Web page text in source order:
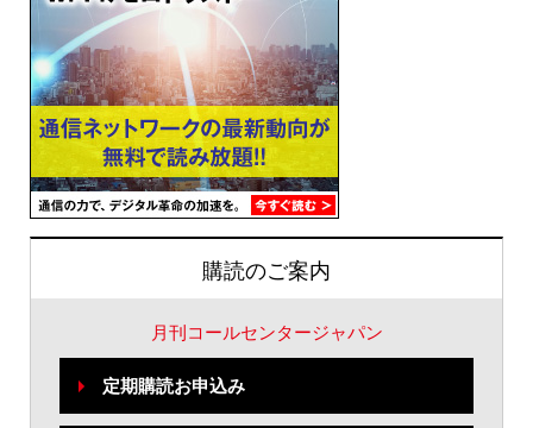
購読のご案内
月刊コールセンタージャパン
定期購読お申込み